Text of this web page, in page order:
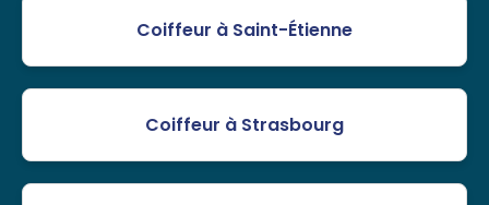
Coiffeur à Saint-Étienne
Coiffeur à Strasbourg